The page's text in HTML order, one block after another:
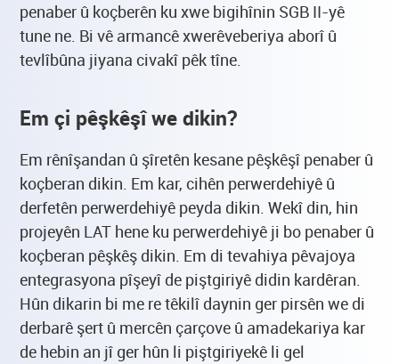
penaber û koçberên ku xwe bigihînin SGB II-yê
tune ne. Bi vê armancê xwerêveberiya aborî û
tevlîbûna jiyana civakî pêk tîne.
Em çi pêşkêşî we dikin?
Em rênîşandan û şîretên kesane pêşkêşî penaber û
koçberan dikin. Em kar, cihên perwerdehiyê û
derfetên perwerdehiyê peyda dikin. Wekî din, hin
projeyên LAT hene ku perwerdehiyê ji bo penaber û
koçberan pêşkêş dikin. Em di tevahiya pêvajoya
entegrasyona pîşeyî de piştgiriyê didin kardêran.
Hûn dikarin bi me re têkilî daynin ger pirsên we di
derbarê şert û mercên çarçove û amadekariya kar
de hebin an jî ger hûn li piştgiriyekê li gel